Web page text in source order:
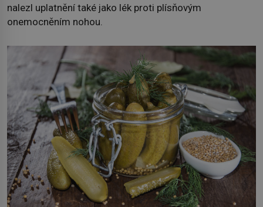
nalezl uplatnění také jako lék proti plísňovým
onemocněním nohou.